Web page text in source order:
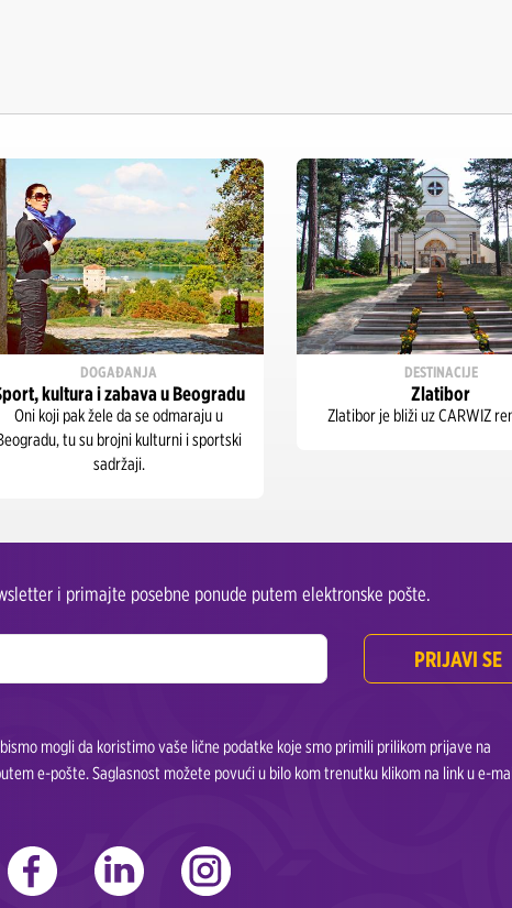
DOGAĐANJA
kultura i zabava u Beogradu
Oni koji pak žele da se odmaraju u
tu su brojni kulturni i sportski
sadržaji.
DESTINACIJE
Zlatibor
Zlatibor je bliži uz CARWIZ
i primajte posebne ponude putem elektronske pošte.
PRIJAVI SE
mogli da koristimo vaše lične podatke koje smo primili prilikom prijave na
e-pošte. Saglasnost možete povući u bilo kom trenutku klikom na link u e-